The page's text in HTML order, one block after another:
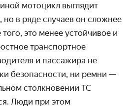
мотоцикл выглядит
в ряде случаев он сложнее
это менее устойчивое и
транспортное
и пассажира не
безопасности, ни ремни —
столкновении ТС
Люди при этом